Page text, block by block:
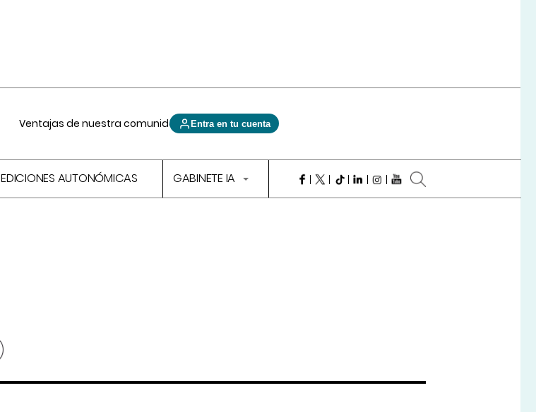
Ventajas de nuestra comunidad Entra en tu cuenta
EDICIONES AUTONÓMICAS GABINETE IA